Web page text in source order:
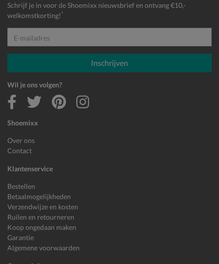
Shoemixx
Over ons
Contact
Klantenservice
Bestellen
Betaalmogelijkheden
Verzendwijze en kosten
Ruilen en retourneren
Koop ongedaan maken
Garantie
Algemene voorwaarden
Schrijf je in voor de Shoemixx nieuwsbrief en ontvang €10,-
welkomstkorting! *
E-mailadres
Inschrijven
Wil je ons volgen?